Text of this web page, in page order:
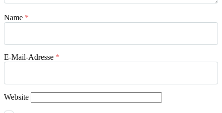
Name *
E-Mail-Adresse *
Website